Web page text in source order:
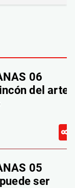
06
del arte
05
ser